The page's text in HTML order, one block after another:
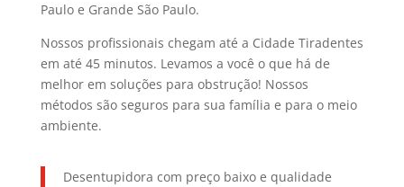
Paulo e Grande São Paulo.
Nossos profissionais chegam até a Cidade Tiradentes
em até 45 minutos. Levamos a você o que há de
melhor em soluções para obstrução! Nossos
métodos são seguros para sua família e para o meio
ambiente.
Desentupidora com preço baixo e qualidade